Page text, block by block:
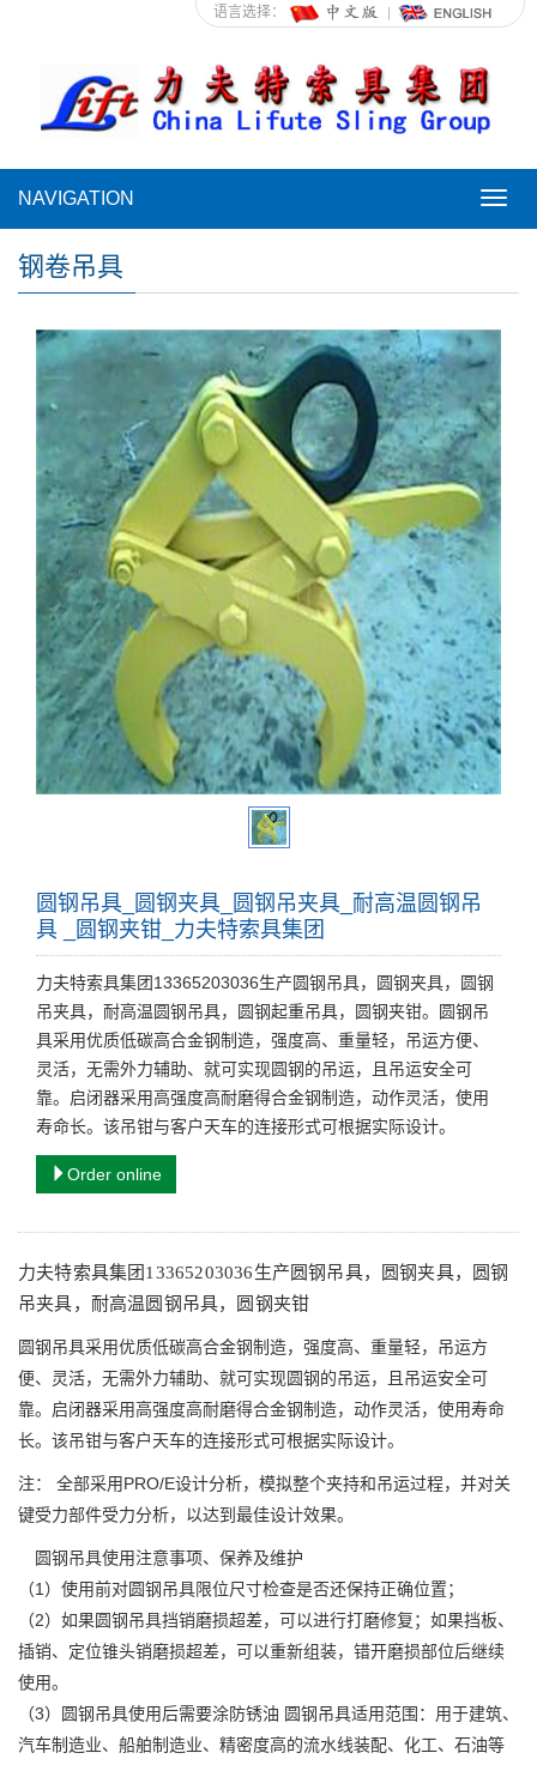
语言选择：
NAVIGATION
钢卷吊具
圆钢吊具_圆钢夹具_圆钢吊夹具_耐高温圆钢吊
具 _圆钢夹钳_力夫特索具集团
力夫特索具集团13365203036生产圆钢吊具，圆钢夹具，圆钢
吊夹具，耐高温圆钢吊具，圆钢起重吊具，圆钢夹钳。圆钢吊
具采用优质低碳高合金钢制造，强度高、重量轻，吊运方便、
灵活，无需外力辅助、就可实现圆钢的吊运，且吊运安全可
靠。启闭器采用高强度高耐磨得合金钢制造，动作灵活，使用
寿命长。该吊钳与客户天车的连接形式可根据实际设计。
Order online
力夫特索具集团13365203036生产圆钢吊具，圆钢夹具，圆钢
吊夹具，耐高温圆钢吊具，圆钢夹钳
圆钢吊具采用优质低碳高合金钢制造，强度高、重量轻，吊运方
便、灵活，无需外力辅助、就可实现圆钢的吊运，且吊运安全可
靠。启闭器采用高强度高耐磨得合金钢制造，动作灵活，使用寿命
长。该吊钳与客户天车的连接形式可根据实际设计。
注： 全部采用PRO/E设计分析，模拟整个夹持和吊运过程，并对关
键受力部件受力分析，以达到最佳设计效果。
圆钢吊具使用注意事项、保养及维护
（1）使用前对圆钢吊具限位尺寸检查是否还保持正确位置；
（2）如果圆钢吊具挡销磨损超差，可以进行打磨修复；如果挡板、
插销、定位锥头销磨损超差，可以重新组装，错开磨损部位后继续
使用。
（3）圆钢吊具使用后需要涂防锈油 圆钢吊具适用范围：用于建筑、
汽车制造业、船舶制造业、精密度高的流水线装配、化工、石油等